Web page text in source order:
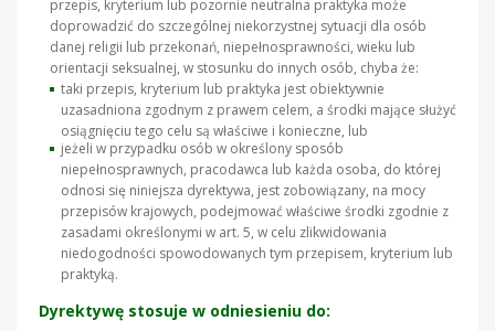
przepis, kryterium lub pozornie neutralna praktyka może
doprowadzić do szczególnej niekorzystnej sytuacji dla osób
danej religii lub przekonań, niepełnosprawności, wieku lub
orientacji seksualnej, w stosunku do innych osób, chyba że:
taki przepis, kryterium lub praktyka jest obiektywnie
uzasadniona zgodnym z prawem celem, a środki mające służyć
osiągnięciu tego celu są właściwe i konieczne, lub
jeżeli w przypadku osób w określony sposób
niepełnosprawnych, pracodawca lub każda osoba, do której
odnosi się niniejsza dyrektywa, jest zobowiązany, na mocy
przepisów krajowych, podejmować właściwe środki zgodnie z
zasadami określonymi w art. 5, w celu zlikwidowania
niedogodności spowodowanych tym przepisem, kryterium lub
praktyką.
Dyrektywę stosuje w odniesieniu do: